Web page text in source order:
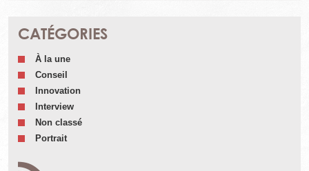
CATÉGORIES
À la une
Conseil
Innovation
Interview
Non classé
Portrait